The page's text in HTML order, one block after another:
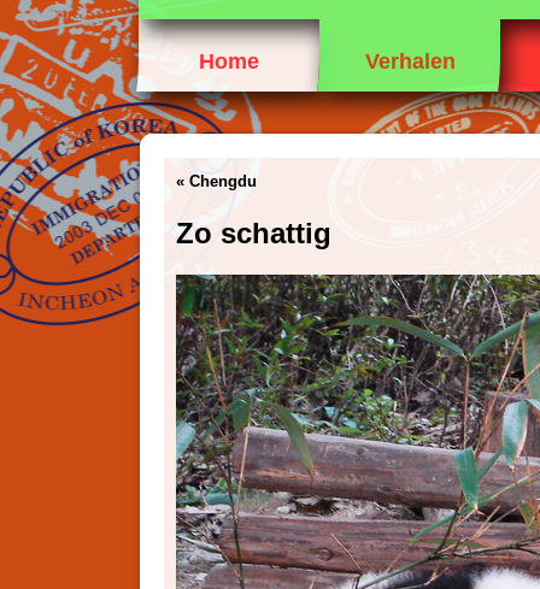
Home Verhalen
« Chengdu
Zo schattig